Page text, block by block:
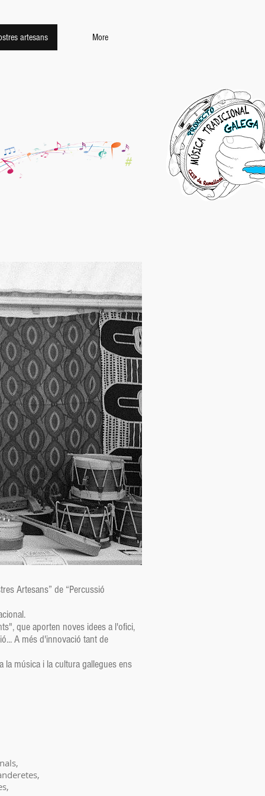
artesans More
Artesans” de “Percussió
que aporten noves idees a l'ofici,
A més d'innovació tant de
la música i la cultura gallegues ens